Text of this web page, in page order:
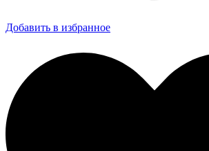
Добавить в избранное